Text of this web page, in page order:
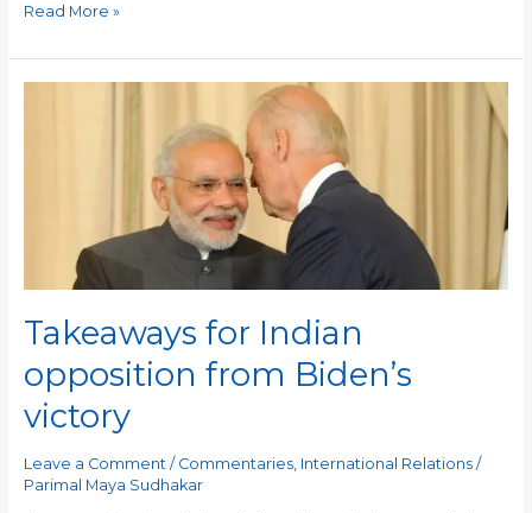
Read More »
Takeaways for Indian
opposition from Biden’s
victory
Leave a Comment / Commentaries, International Relations/
Parimal Maya Sudhakar